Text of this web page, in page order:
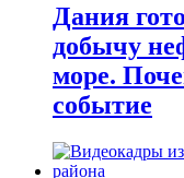
Дания
добычу
море.
событие